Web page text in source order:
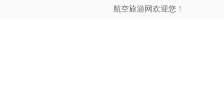
航空旅游网欢迎您！